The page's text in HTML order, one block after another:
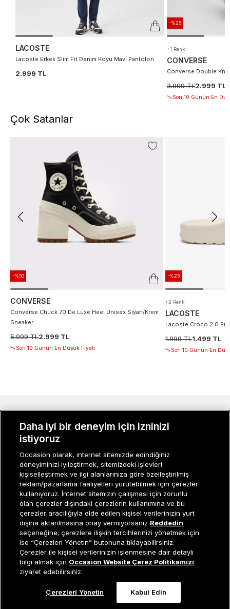
Tükendi
LACOSTE
Lacoste Erkek Slim Fit Denim Koyu Mavi Pantolon
2.999 TL
-%25
+1 Renk
CONVERSE
Converse Double
3.999 TL2.999 TL
Son 10 Günün En
Çok Satanlar
-%50
CONVERSE
Converse Chuck 70 De Luxe Heel Unisex Siyah/Krem
Sneaker
5.999 TL2.999 TL
Son 10 Günün En Düşük Fiyatı
-%25
+2 Renk
LACOSTE
Lacoste Croco 2.0
1.999 TL1.499 TL
Son 10 Günün En
Müşteri İlişkileri0 850 800 01 20
KURUMSAL
KADIN KATEGORILER
GRUP MARKALAR
ERKEK KATEGORILER
Daha iyi bir deneyim için izninizi
istiyoruz
Occasion olarak, internet sitemizde edindiğiniz
deneyiminizi iyileştirmek, sitemizdeki işlevleri
kişiselleştirmek ve ilgi alanlarınıza göre özelleştirilmiş
reklam/pazarlama faaliyetleri yürütebilmek için çerezler
kullanıyoruz. İnternet sitemizin çalışması için zorunlu
olan çerezler dışındaki çerezlerin kullanımına ve bu
çerezler aracılığıyla elde edilen kişisel verilerinizin yurt
dışına aktarılmasına onay vermiyorsanız Reddedin
seçeneğine; çerezlere ilişkin tercihlerinizi yönetmek için
ise “Çerezleri Yönetin” butonuna tıklayabilirsiniz.
Çerezler ile kişisel verilerinizin işlenmesine dair detaylı
bilgi almak için Occasion Website Çerez Politikamızı
ziyaret edebilirsiniz.
Çerezleri Yönetin Kabul Edin